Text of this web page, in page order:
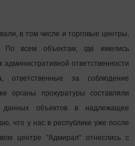
в том числе и торговые центры,
По всем объектам, где имелись
ответственности
ответственные за соблюдение
органы прокуратуры составляли
объектов в надлежащее
что у нас в республике уже после
центре "Адмирал" отнеслись с